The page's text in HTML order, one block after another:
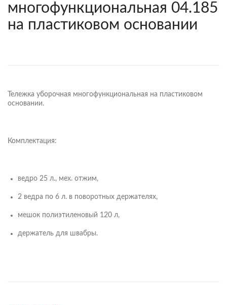
многофункциональная 04.185
на пластиковом основании
Тележка уборочная многофункциональная на пластиковом
основании.
Комплектация:
ведро 25 л., мех. отжим,
2 ведра по 6 л. в поворотных держателях,
мешок полиэтиленовый 120 л,
держатель для швабры.